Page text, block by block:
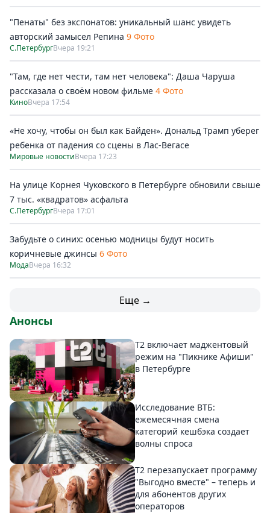
"Пенаты" без экспонатов: уникальный шанс увидеть
авторский замысел Репина 9 Фото
С.ПетербургВчера 19:21
"Там, где нет чести, там нет человека": Даша Чаруша
рассказала о своём новом фильме 4 Фото
КиноВчера 17:54
«Не хочу, чтобы он был как Байден». Дональд Трамп уберег
ребенка от падения со сцены в Лас-Вегасе
Мировые новостиВчера 17:23
На улице Корнея Чуковского в Петербурге обновили свыше
7 тыс. «квадратов» асфальта
С.ПетербургВчера 17:01
Забудьте о синих: осенью модницы будут носить
коричневые джинсы 6 Фото
МодаВчера 16:32
Еще →
Анонсы
Т2 включает маджентовый
режим на "Пикнике Афиши"
в Петербурге
Исследование ВТБ:
ежемесячная смена
категорий кешбэка создает
волны спроса
Т2 перезапускает программу
"Выгодно вместе" – теперь и
для абонентов других
операторов